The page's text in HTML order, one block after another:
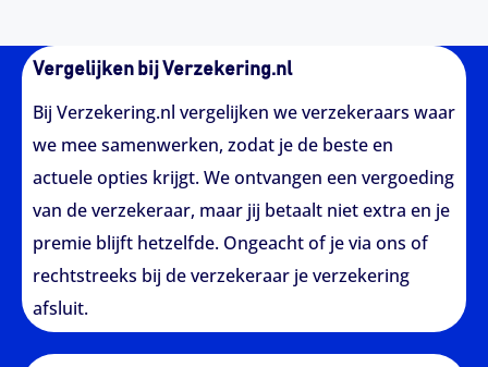
Vergelijken bij Verzekering.nl
Bij Verzekering.nl vergelijken we verzekeraars waar
we mee samenwerken, zodat je de beste en
actuele opties krijgt. We ontvangen een vergoeding
van de verzekeraar, maar jij betaalt niet extra en je
premie blijft hetzelfde. Ongeacht of je via ons of
rechtstreeks bij de verzekeraar je verzekering
afsluit.